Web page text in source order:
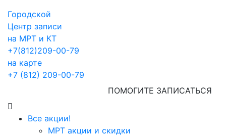
Городской
Центр записи
на МРТ и КТ
+7(812)209-00-79
на карте
+7 (812) 209-00-79
ПОМОГИТЕ ЗАПИСАТЬСЯ
Все акции!
МРТ акции и скидки